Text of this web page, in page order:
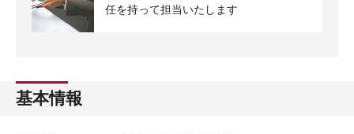
任を持って担当いたします
基本情報